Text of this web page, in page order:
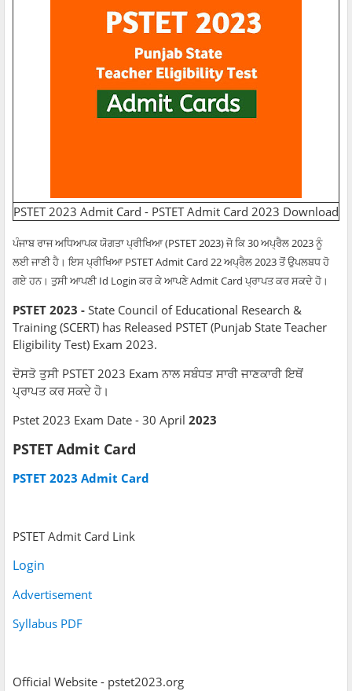
PSTET 2023 Admit Card - PSTET Admit Card 2023 Download
ਪੰਜਾਬ ਰਾਜ ਅਧਿਆਪਕ ਯੋਗਤਾ ਪ੍ਰੀਖਿਆ (PSTET 2023) ਜੋ ਕਿ 30 ਅਪ੍ਰੈਲ 2023 ਨੂੰ
ਲਈ ਜਾਣੀ ਹੈ। ਇਸ ਪ੍ਰੀਖਿਆ PSTET Admit Card 22 ਅਪ੍ਰੈਲ 2023 ਤੋਂ ਉਪਲਬਧ ਹੋ
ਗਏ ਹਨ। ਤੁਸੀ ਆਪਣੀ Id Login ਕਰ ਕੇ ਆਪਣੇ Admit Card ਪ੍ਰਾਪਤ ਕਰ ਸਕਦੇ ਹੋ।
PSTET 2023 - State Council of Educational Research &
Training (SCERT) has Released PSTET (Punjab State Teacher
Eligibility Test) Exam 2023.
ਦੋਸਤੋ ਤੁਸੀ PSTET 2023 Exam ਨਾਲ ਸਬੰਧਤ ਸਾਰੀ ਜਾਣਕਾਰੀ ਇਥੋਂ
ਪ੍ਰਾਪਤ ਕਰ ਸਕਦੇ ਹੋ।
Pstet 2023 Exam Date - 30 April 2023
PSTET Admit Card
PSTET 2023 Admit Card
PSTET Admit Card Link
Login
Advertisement
Syllabus PDF
Official Website - pstet2023.org